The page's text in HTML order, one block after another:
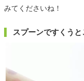
みてくださいね！
スプーンですくう